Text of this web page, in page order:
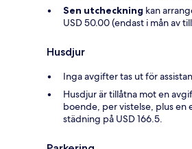
Sen utcheckning kan
USD 50.00 (endast i mån av
Husdjur
Inga avgifter tas ut för
Husdjur är tillåtna mot en
boende, per vistelse, plus en
städning på USD 166.5.